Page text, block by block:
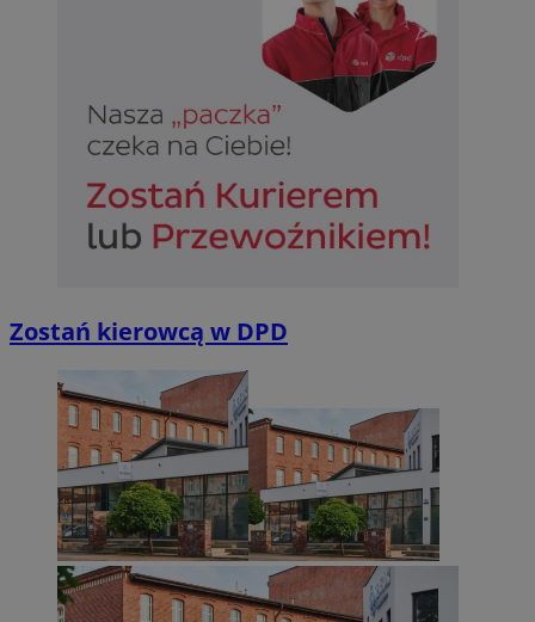
Zostań kierowcą w DPD